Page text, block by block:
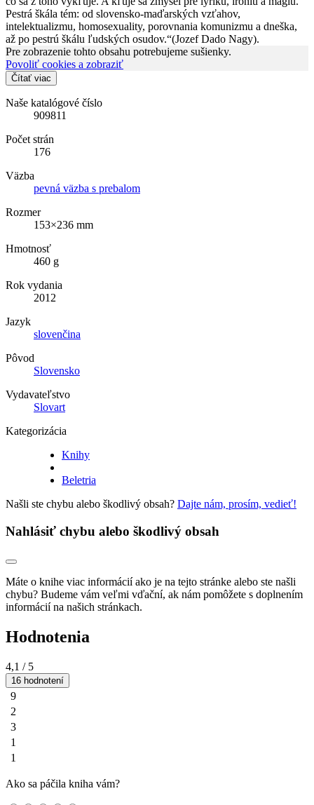
Pestrá škála tém: od slovensko-maďarských vzťahov,
intelektualizmu, homosexuality, porovnania komunizmu a dneška,
až po pestrú škálu ľudských osudov.“(Jozef Dado Nagy).
Pre zobrazenie tohto obsahu potrebujeme sušienky.
Povoliť cookies a zobraziť
Čítať viac
Naše katalógové číslo
909811
Počet strán
176
Väzba
pevná väzba s prebalom
Rozmer
153×236 mm
Hmotnosť
460 g
Rok vydania
2012
Jazyk
slovenčina
Pôvod
Slovensko
Vydavateľstvo
Slovart
Kategorizácia
Knihy
Beletria
Našli ste chybu alebo škodlivý obsah? Dajte nám, prosím, vedieť!
Nahlásiť chybu alebo škodlivý obsah
Máte o knihe viac informácií ako je na tejto stránke alebo ste našli
chybu? Budeme vám veľmi vďační, ak nám pomôžete s doplnením
informácií na našich stránkach.
Hodnotenia
4,1 / 5
16 hodnotení
9
2
3
1
1
Ako sa páčila kniha vám?